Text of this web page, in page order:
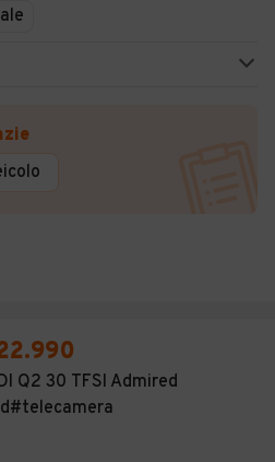
Q2 30 TFSI Admired